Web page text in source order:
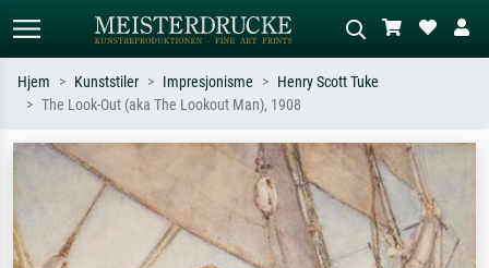
Søk etter kunstner, tittel eller stil – for
eksempel Monet, Stjernenatt,
impresjonisme, Hokusai-bølgen, akt.
Beskriv scenen – for eksempel grønn
eng, abstrakt med mye rødt, mørkt
oljemaleri, stående akt ved et tre.
Hjem Kunststiler Impresjonisme
Henry Scott Tuke
The Look-Out (aka The Lookout Man), 1908